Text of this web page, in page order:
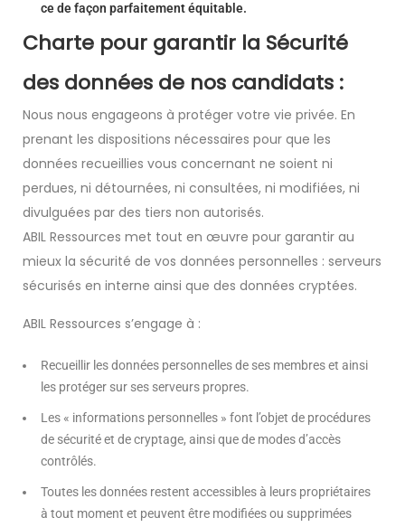
ce de façon parfaitement équitable.
Charte pour garantir la Sécurité
des données de nos candidats :
Nous nous engageons à protéger votre vie privée. En
prenant les dispositions nécessaires pour que les
données recueillies vous concernant ne soient ni
perdues, ni détournées, ni consultées, ni modifiées, ni
divulguées par des tiers non autorisés.
ABIL Ressources met tout en œuvre pour garantir au
mieux la sécurité de vos données personnelles : serveurs
sécurisés en interne ainsi que des données cryptées.
ABIL Ressources s’engage à :
Recueillir les données personnelles de ses membres et ainsi
les protéger sur ses serveurs propres.
Les « informations personnelles » font l’objet de procédures
de sécurité et de cryptage, ainsi que de modes d’accès
contrôlés.
Toutes les données restent accessibles à leurs propriétaires
à tout moment et peuvent être modifiées ou supprimées